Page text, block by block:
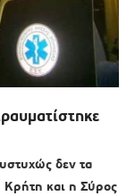
δεν τα
Κρήτη και η Σύρος